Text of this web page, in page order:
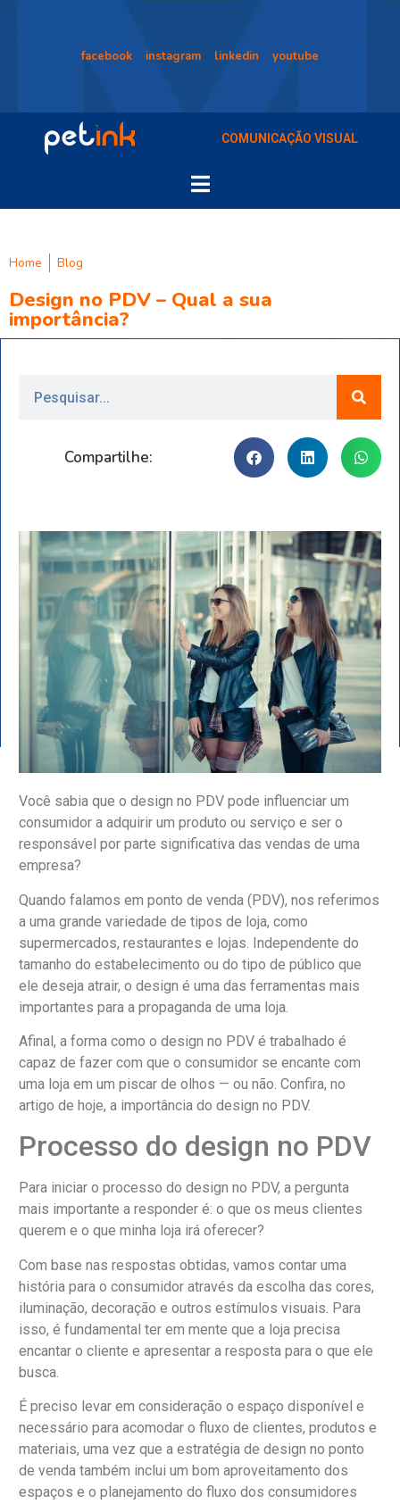
facebook instagram linkedin youtube
COMUNICAÇÃO VISUAL
Home Blog
Design no PDV – Qual a sua
importância?
Compartilhe:
Você sabia que o design no PDV pode influenciar um
consumidor a adquirir um produto ou serviço e ser o
responsável por parte significativa das vendas de uma
empresa?
Quando falamos em ponto de venda (PDV), nos referimos
a uma grande variedade de tipos de loja, como
supermercados, restaurantes e lojas. Independente do
tamanho do estabelecimento ou do tipo de público que
ele deseja atrair, o design é uma das ferramentas mais
importantes para a propaganda de uma loja.
Afinal, a forma como o design no PDV é trabalhado é
capaz de fazer com que o consumidor se encante com
uma loja em um piscar de olhos — ou não. Confira, no
artigo de hoje, a importância do design no PDV.
Processo do design no PDV
Para iniciar o processo do design no PDV, a pergunta
mais importante a responder é: o que os meus clientes
querem e o que minha loja irá oferecer?
Com base nas respostas obtidas, vamos contar uma
história para o consumidor através da escolha das cores,
iluminação, decoração e outros estímulos visuais. Para
isso, é fundamental ter em mente que a loja precisa
encantar o cliente e apresentar a resposta para o que ele
busca.
É preciso levar em consideração o espaço disponível e
necessário para acomodar o fluxo de clientes, produtos e
materiais, uma vez que a estratégia de design no ponto
de venda também inclui um bom aproveitamento dos
espaços e o planejamento do fluxo dos consumidores